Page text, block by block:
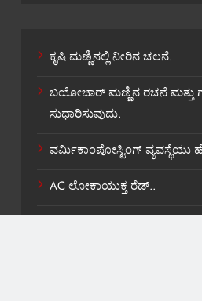
ಕೃಷಿ ಮಣ್ಣಿನಲ್ಲಿ ನೀರಿನ ಚಲನೆ.
ಬಯೋಚಾರ್ ಮಣ್ಣಿನ ರಚನೆ ಮತ್ತು
ಸುಧಾರಿಸುವುದು.
ವರ್ಮಿಕಾಂಪೋಸ್ಟಿಂಗ್ ವ್ಯವಸ್ಥೆಯು
AC ಲೋಕಾಯುಕ್ತ ರೆಡ್..